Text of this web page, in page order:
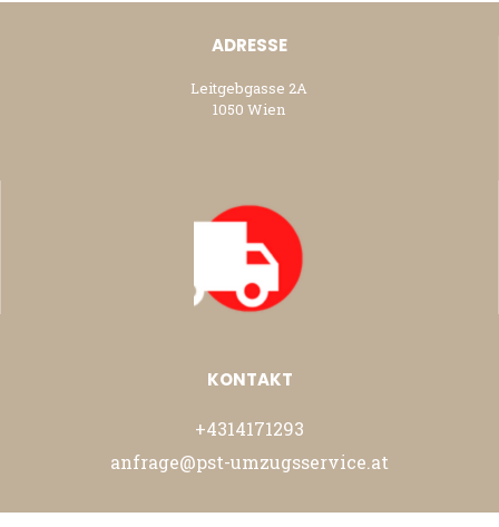
ADRESSE
Leitgebgasse 2A
1050 Wien
KONTAKT
+4314171293
anfrage@pst-umzugsservice.at